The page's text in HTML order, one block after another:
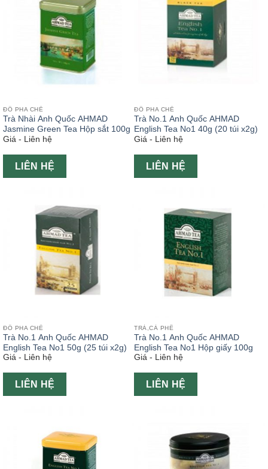
ĐỒ PHA CHẾ
Trà Nhài Anh Quốc AHMAD
Jasmine Green Tea Hộp sắt 100g
Giá - Liên hệ
LIÊN HỆ
ĐỒ PHA CHẾ
Trà No.1 Anh Quốc AHMAD
English Tea No1 40g (20 túi x2g)
Giá - Liên hệ
LIÊN HỆ
ĐỒ PHA CHẾ
Trà No.1 Anh Quốc AHMAD
English Tea No1 50g (25 túi x2g)
Giá - Liên hệ
LIÊN HỆ
TRÀ,CÀ PHÊ
Trà No.1 Anh Quốc AHMAD
English Tea No1 Hộp giấy 100g
Giá - Liên hệ
LIÊN HỆ